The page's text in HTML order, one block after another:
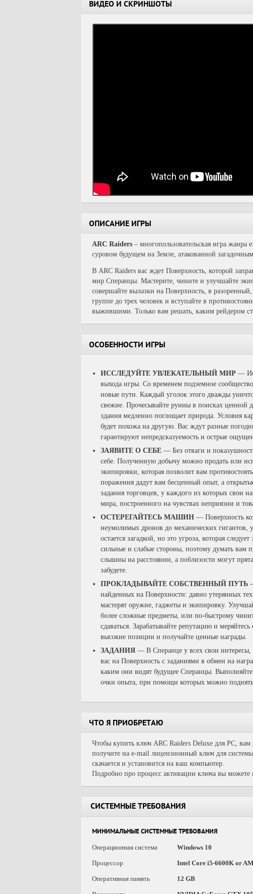
ВИДЕО И СКРИНШОТЫ
ОПИСАНИЕ ИГРЫ
ARC Raiders – многопользовательская игра жанра
суровом будущем на Земле, атакованной
В ARC Raiders вас ждет Поверхность, которой
мир Сперанцы. Мастерите, чините и улучшайте
совершайте вылазки на Поверхность, в
группе до трех человек и вступайте в
выжившими. Только вам решать, каким рейдером
ОСОБЕННОСТИ ИГРЫ
ИССЛЕДУЙТЕ УВЛЕКАТЕЛЬНЫЙ МИР —
выхода игры. Со временем подземное
новые пути. Каждый уголок этого дважды
свежие. Прочесывайте руины в поисках ценной
здания медленно поглощает природа. Условия
будет похожа на другую. Вас ждут разные
гарантируют непредсказуемость и острые
ЗАЯВИТЕ О СЕБЕ — Без отваги и
себе. Полученную добычу можно продать или
экипировки, которая позволит вам
поражения дадут вам бесценный опыт, а
задания торговцев, у каждого из которых свои
мира, построенного на чувствах неприязни и
ОСТЕРЕГАЙТЕСЬ МАШИН — Поверхность
неумолимых дронов до механических
остается загадкой, но это угроза, которая
сильные и слабые стороны, поэтому думать вам
слышны на расстоянии, а поблизости могут
забудете.
ПРОКЛАДЫВАЙТЕ СОБСТВЕННЫЙ ПУТЬ
найденных на Поверхности: давно утерянных
мастерят оружие, гаджеты и экипировку.
более сложные предметы, или по-быстрому
сдаваться. Зарабатывайте репутацию и
высокие позиции и получайте ценные награды.
ЗАДАНИЯ — В Сперанце у всех свои интересы,
вас на Поверхность с заданиями в обмен на
каким они видят будущее Сперанцы.
очки опыта, при помощи которых можно
ЧТО Я ПРИОБРЕТАЮ
Чтобы купить ключ ARC Raiders Deluxe для PC,
получите на e-mail лицензионный ключ для
скачается и установится на ваш компьютер.
Подробно про процесс активации ключа вы можете
СИСТЕМНЫЕ ТРЕБОВАНИЯ
МИНИМАЛЬНЫЕ СИСТЕМНЫЕ ТРЕБОВАНИЯ
Операционная система
Windows 10
Процессор Intel Core i5-6600K or
Оперативная память 12 GB